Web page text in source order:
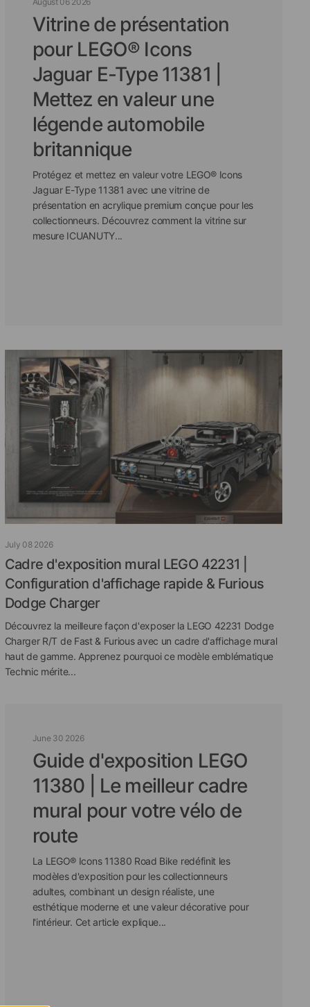
Vitrine de présentation
pour LEGO® Icons
Jaguar E-Type 11381 |
Mettez en valeur une
légende automobile
britannique
Protégez et mettez en valeur votre LEGO® Icons
Jaguar E-Type 11381 avec une vitrine de
présentation en acrylique premium conçue pour les
collectionneurs. Découvrez comment la vitrine sur
mesure ICUANUTY...
July 08 2026
Cadre d'exposition mural LEGO 42231 |
Configuration d'affichage rapide & Furious
Dodge Charger
Découvrez la meilleure façon d'exposer la LEGO 42231 Dodge
Charger R/T de Fast & Furious avec un cadre d'affichage mural
haut de gamme. Apprenez pourquoi ce modèle emblématique
Technic mérite...
June 30 2026
Guide d'exposition LEGO
11380 | Le meilleur cadre
mural pour votre vélo de
route
La LEGO® Icons 11380 Road Bike redéfinit les
modèles d'exposition pour les collectionneurs
adultes, combinant un design réaliste, une
esthétique moderne et une valeur décorative pour
l'intérieur. Cet article explique...